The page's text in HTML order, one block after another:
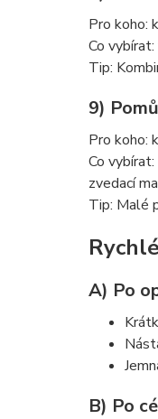
Pro koho:
Co
Tip:
9)
Pro koho:
Co
zvedací
Tip: Malé
A) Po
B) Po